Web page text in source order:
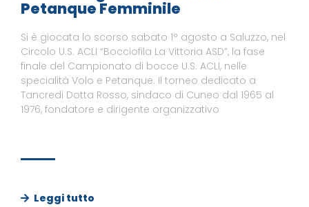
Petanque Femminile
Si è giocata lo scorso sabato 1° agosto a Saluzzo, nel
Circolo U.S. ACLI “Bocciofila La Vittoria ASD”, la fase
finale del Campionato di bocce U.S. ACLI, nelle
specialità Volo e Petanque. Il torneo dedicato a
Tancredi Dotta Rosso, sindaco di Cuneo dal 1965 al
1976, fondatore e dirigente organizzativo
Leggi tutto